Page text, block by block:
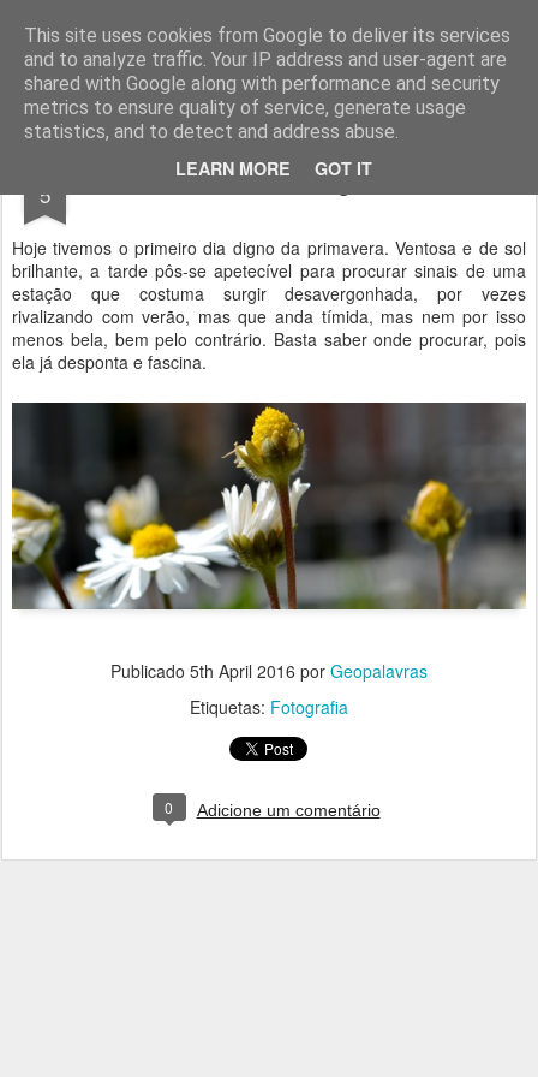
This site uses cookies from Google to deliver its services
and to analyze traffic. Your IP address and user-agent are
shared with Google along with performance and security
metrics to ensure quality of service, generate usage
statistics, and to detect and address abuse.
LEARN MORE GOT IT
Geopalavras
canal800 clique ZapCanal
5 Primavera envergonhada.
Hoje tivemos o primeiro dia digno da primavera. Ventosa e de sol
brilhante, a tarde pôs-se apetecível para procurar sinais de uma
estação que costuma surgir desavergonhada, por vezes
rivalizando com verão, mas que anda tímida, mas nem por isso
menos bela, bem pelo contrário. Basta saber onde procurar, pois
ela já desponta e fascina.
Publicado 5th April 2016 por Geopalavras
Etiquetas: Fotografia
0 Adicione um comentário